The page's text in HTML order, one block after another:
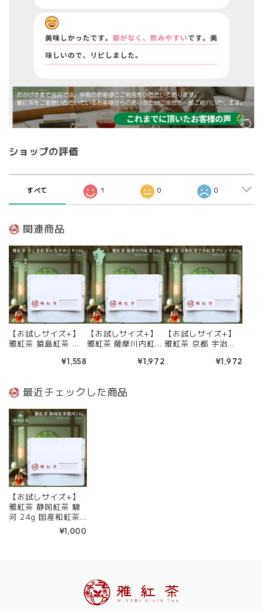
ショップの評価
すべて 1 0 0
関連商品
【お試しサイズ+】
雅紅茶 猿島紅茶 か
産和紅茶 リーフ
リ | お茶 日本茶 紅
送料無料 丁寧なくら
し 【定番】【Entry
+】
¥1,558
【お試しサイズ+】
雅紅茶 薩摩川内紅茶
リーフティー ミルク
茶 紅茶 和紅茶 茶の
¥1,972
【お試しサイズ+】
雅紅茶 京都 宇治紅
産和紅茶 リーフ¥1,972
最近チェックした商品
【お試しサイズ+】
雅紅茶 静岡紅茶 駿
河 24g 国産和紅茶
リーフティー ミルク
ティー向き 1000円
¥1,000